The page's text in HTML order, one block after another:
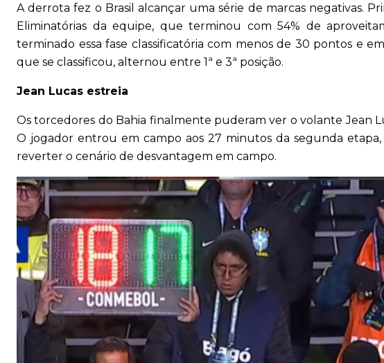
A derrota fez o Brasil alcançar uma série de marcas negativas.
Eliminatórias da equipe, que terminou com 54% de
terminado essa fase classificatória com menos de 30 pontos e
que se classificou, alternou entre 1ª e 3ª posição.
Jean Lucas estreia
Os torcedores do Bahia finalmente puderam ver o volante Jean
O jogador entrou em campo aos 27 minutos da segunda
reverter o cenário de desvantagem em campo.